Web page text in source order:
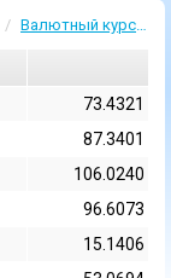
Валютный курс 19 Август 2020
73.4321
87.3401
106.0240
96.6073
15.1406